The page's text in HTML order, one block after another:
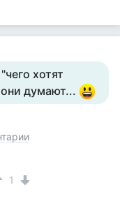
хотят
думают...
1